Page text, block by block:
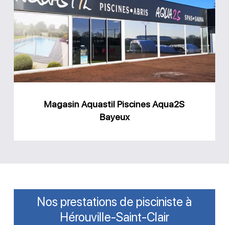
Piscines
Aqua2S
Bayeux
Magasin Aquastil Piscines Aqua2S
Bayeux
Nos prestations de pisciniste à
Hérouville-Saint-Clair